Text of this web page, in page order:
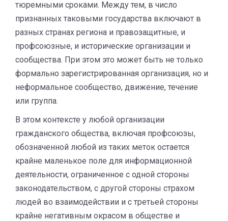
тюремными сроками. Между тем, в число
признанных таковыми государства включают в
разных странах региона и правозащитные, и
профсоюзные, и исторические организации и
сообщества. При этом это может быть не только
формально зарегистрированная организация, но и
неформальное сообщество, движение, течение
или группа.
В этом контексте у любой организации
гражданского общества, включая профсоюзы,
обозначенной любой из таких меток остается
крайне маленькое поле для информационной
деятельности, ограниченное с одной стороны
законодательством, с другой стороны страхом
людей во взаимодействии и с третьей стороны
крайне негативным окрасом в обществе и